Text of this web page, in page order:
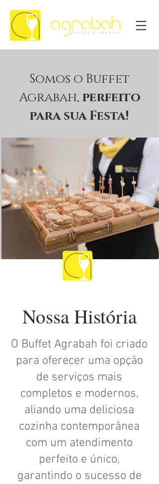
Somos o Buffet
Agrabah, perfeito
para sua Festa!
​Nossa História
O Buffet Agrabah foi criado
para oferecer uma opção
de serviços mais
completos e modernos,
aliando uma deliciosa
cozinha contemporânea
com um atendimento
perfeito e único,
garantindo o sucesso de